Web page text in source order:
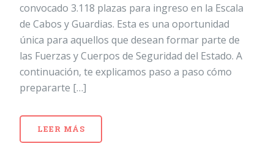
convocado 3.118 plazas para ingreso en la Escala
de Cabos y Guardias. Esta es una oportunidad
única para aquellos que desean formar parte de
las Fuerzas y Cuerpos de Seguridad del Estado. A
continuación, te explicamos paso a paso cómo
prepararte […]
LEER MÁS